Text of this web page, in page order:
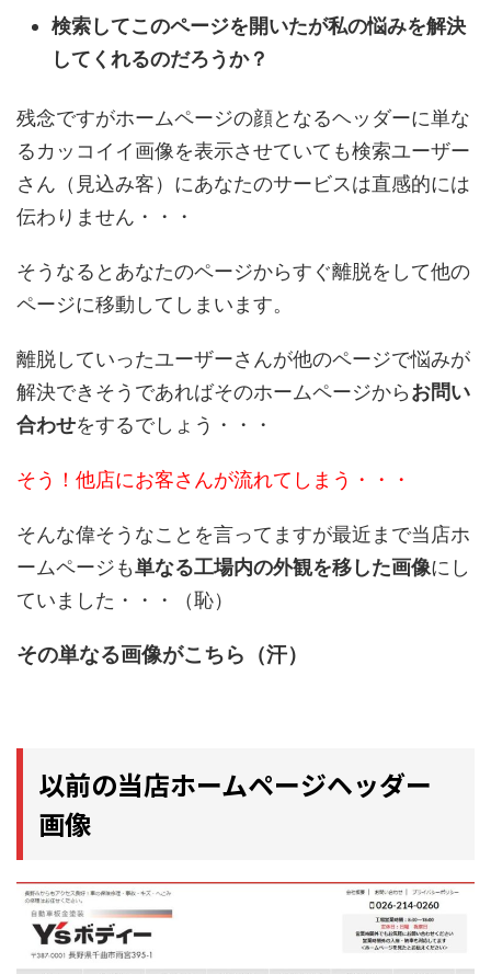
検索してこのページを開いたが私の悩みを解決
してくれるのだろうか？
残念ですがホームページの顔となるヘッダーに単な
るカッコイイ画像を表示させていても検索ユーザー
さん（見込み客）にあなたのサービスは直感的には
伝わりません・・・
そうなるとあなたのページからすぐ離脱をして他の
ページに移動してしまいます。
離脱していったユーザーさんが他のページで悩みが
解決できそうであればそのホームページからお問い
合わせをするでしょう・・・
そう！他店にお客さんが流れてしまう・・・
そんな偉そうなことを言ってますが最近まで当店ホ
ームページも単なる工場内の外観を移した画像にし
ていました・・・（恥）
その単なる画像がこちら（汗）
以前の当店ホームページヘッダー
画像